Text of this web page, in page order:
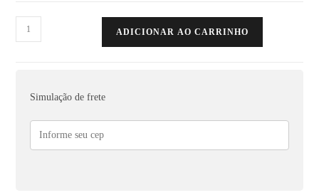
ADICIONAR AO CARRINHO
Simulação de frete